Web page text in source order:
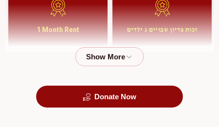
זכות פדיון שבויים 3 ילדים 1 Month Rent
Donate Now